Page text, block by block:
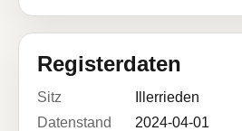
Registerdaten
Sitz
Illerrieden
Datenstand
2024-04-01